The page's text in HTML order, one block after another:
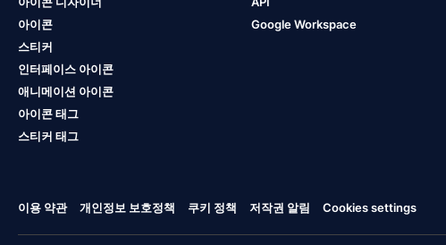
아이콘
스티커
인터페이스 아이콘
애니메이션 아이콘
아이콘 태그
스티커 태그
Google Workspace
이용 약관 개인정보 보호정책 쿠키 정책 저작권 알림 Cookies settings